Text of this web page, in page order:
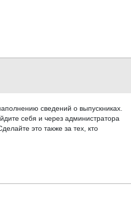
сведений о выпускниках.
себя и через администратора
это также за тех, кто